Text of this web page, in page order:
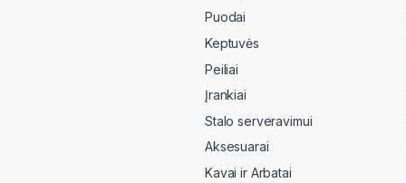
Puodai
Keptuvės
Peiliai
Įrankiai
Stalo serveravimui
Aksesuarai
Kavai ir Arbatai